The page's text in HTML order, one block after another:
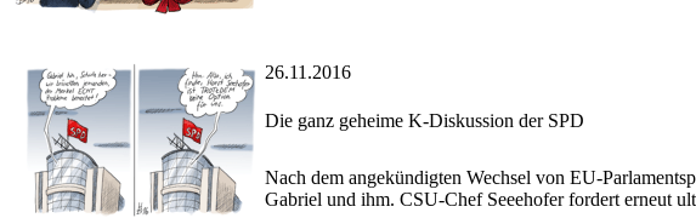
26.11.2016
Die ganz geheime K-Diskussion der SPD
Nach dem angekündigten Wechsel von EU-
Gabriel und ihm. CSU-Chef Seeehofer fordert erneut